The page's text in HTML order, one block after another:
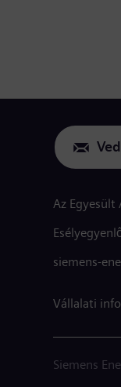
Az Egyesült
siemens-
Vállalati
Siemens